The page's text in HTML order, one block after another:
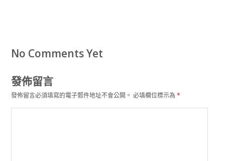
No Comments Yet
發佈留言
發佈留言必須填寫的電子郵件地址不會公開。 必填欄位標示為*